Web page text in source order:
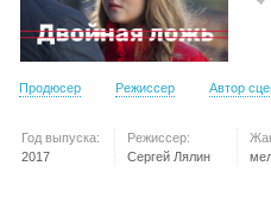
Продюсер Режиссер Автор
Год выпуска:
2017
Режиссер:
Сергей Лялин